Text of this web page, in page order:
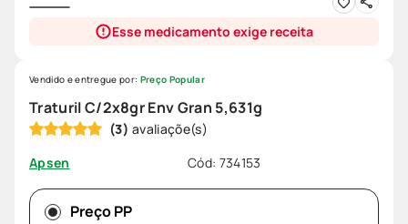
Esse medicamento exige receita
Traturil C/2x8gr Env Gran 5,631g
(3)
Apsen
Cód: 734153
Vendido e entregue por: Preço Popular
Preço PP